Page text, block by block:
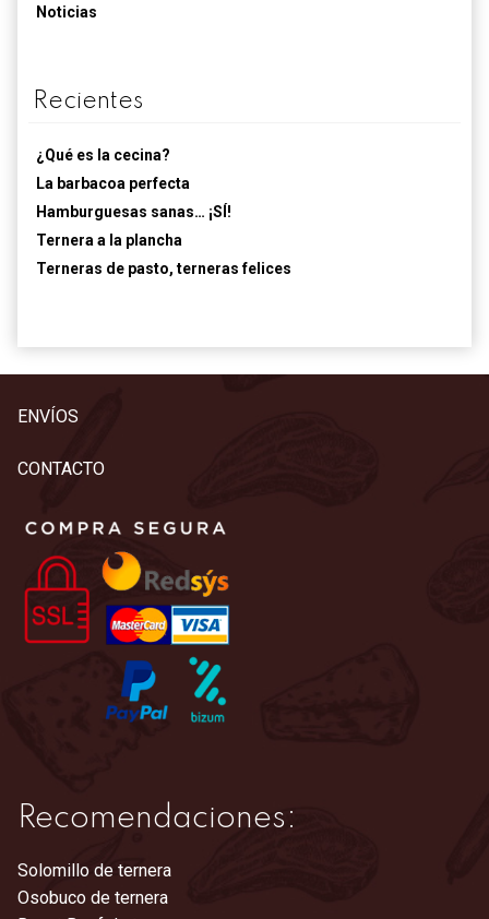
Noticias
Recientes
¿Qué es la cecina?
La barbacoa perfecta
Hamburguesas sanas… ¡SÍ!
Ternera a la plancha
Terneras de pasto, terneras felices
ENVÍOS
CONTACTO
Recomendaciones:
Solomillo de ternera
Osobuco de ternera